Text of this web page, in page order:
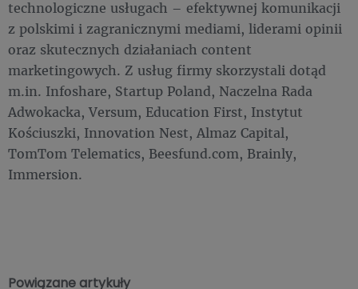
technologiczne usługach – efektywnej komunikacji
z polskimi i zagranicznymi mediami, liderami opinii
oraz skutecznych działaniach content
marketingowych. Z usług firmy skorzystali dotąd
m.in. Infoshare, Startup Poland, Naczelna Rada
Adwokacka, Versum, Education First, Instytut
Kościuszki, Innovation Nest, Almaz Capital,
TomTom Telematics, Beesfund.com, Brainly,
Immersion.
Powiązane artykuły